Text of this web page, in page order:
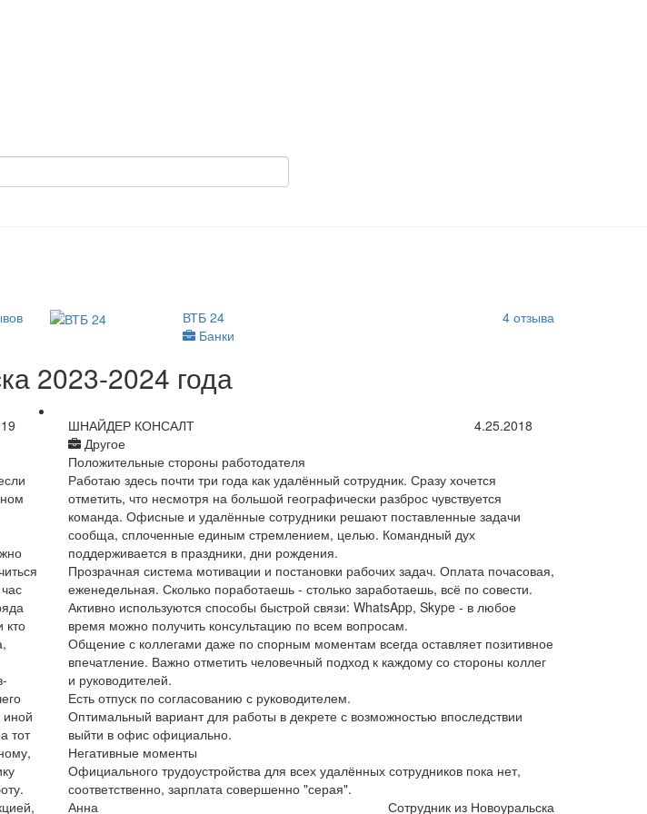
ВТБ 24
Банки
4 отзыва
2023-2024 года
кто
иной
тот
ШНАЙДЕР КОНСАЛТ
Другое
4.25.2018
Положительные стороны работодателя
Работаю здесь почти три года как удалённый сотрудник. Сразу хочется
отметить, что несмотря на большой географически разброс чувствуется
команда. Офисные и удалённые сотрудники решают поставленные задачи
сообща, сплоченные единым стремлением, целью. Командный дух
поддерживается в праздники, дни рождения.
Прозрачная система мотивации и постановки рабочих задач. Оплата почасовая,
еженедельная. Сколько поработаешь - столько заработаешь, всё по совести.
Активно используются способы быстрой связи: WhatsApp, Skype - в любое
время можно получить консультацию по всем вопросам.
Общение с коллегами даже по спорным моментам всегда оставляет позитивное
впечатление. Важно отметить человечный подход к каждому со стороны коллег
и руководителей.
Есть отпуск по согласованию с руководителем.
Оптимальный вариант для работы в декрете с возможностью впоследствии
выйти в офис официально.
Негативные моменты
Официального трудоустройства для всех удалённых сотрудников пока нет,
соответственно, зарплата совершенно "серая".
Анна
Сотрудник из Новоуральска